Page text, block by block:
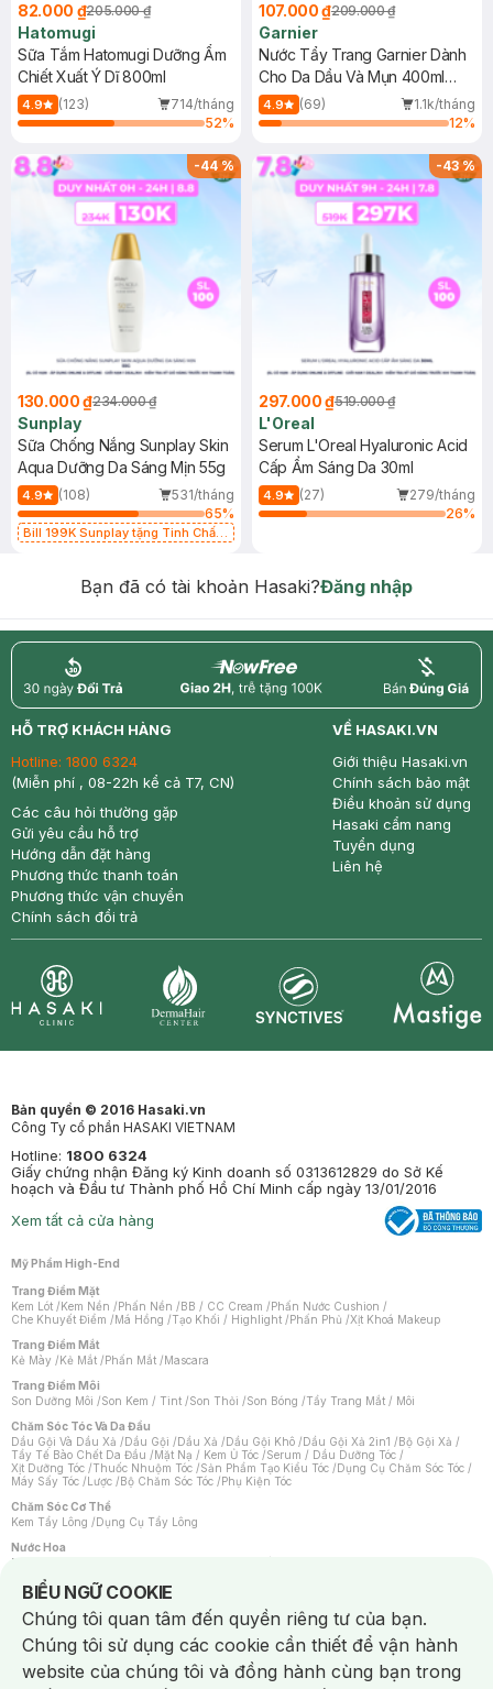
82.000 ₫205.000 ₫
Hatomugi
Sữa Tắm Hatomugi Dưỡng Ẩm
Chiết Xuất Ý Dĩ 800ml
4.9 (123)
714/tháng
52%
107.000 ₫209.000 ₫
Garnier
Nước Tẩy Trang Garnier Dành
Cho Da Dầu Và Mụn 400ml
(Mới)
4.9 (69)
1.1k/tháng
12%
-44%
130.000 ₫234.000 ₫
Sunplay
Sữa Chống Nắng Sunplay Skin
Aqua Dưỡng Da Sáng Mịn 55g
4.9 (108)
531/tháng
65%
Bill 199K Sunplay tặng Tinh Chất
-43%
297.000 ₫519.000 ₫
L'Oreal
Serum L'Oreal Hyaluronic Acid
Cấp Ẩm Sáng Da 30ml
4.9 (27)
279/tháng
26%
Bạn đã có tài khoản Hasaki?Đăng nhập
return nowfree price
HỖ TRỢ KHÁCH HÀNG
Hotline: 1800 6324
(Miễn phí , 08-22h kể cả T7, CN)
Các câu hỏi thường gặp
Gửi yêu cầu hỗ trợ
Hướng dẫn đặt hàng
Phương thức thanh toán
Phương thức vận chuyển
Chính sách đổi trả
VỀ HASAKI.VN
Giới thiệu Hasaki.vn
Chính sách bảo mật
Điều khoản sử dụng
Hasaki cẩm nang
Tuyển dụng
Liên hệ
Bản quyền © 2016 Hasaki.vn
Công Ty cổ phần HASAKI VIETNAM
Hotline: 1800 6324
Giấy chứng nhận Đăng ký Kinh doanh số 0313612829 do Sở Kế
hoạch và Đầu tư Thành phố Hồ Chí Minh cấp ngày 13/01/2016
Xem tất cả cửa hàng
Mỹ Phẩm High-End
Trang Điểm Mặt
Kem Lót /Kem Nền /Phấn Nền /BB / CC Cream /Phấn Nước Cushion /
Che Khuyết Điểm /Má Hồng /Tạo Khối / Highlight /Phấn Phủ /Xịt Khoá Makeup
Trang Điểm Mắt
Kẻ Mày /Kẻ Mắt /Phấn Mắt /Mascara
Trang Điểm Môi
Son Dưỡng Môi /Son Kem / Tint /Son Thỏi /Son Bóng /Tẩy Trang Mắt / Môi
Chăm Sóc Tóc Và Da Đầu
Dầu Gội Và Dầu Xả /Dầu Gội /Dầu Xả /Dầu Gội Khô /Dầu Gội Xả 2in1 /Bộ Gội Xả /
Tẩy Tế Bào Chết Da Đầu /Mặt Nạ / Kem Ủ Tóc /Serum / Dầu Dưỡng Tóc /
Xịt Dưỡng Tóc /Thuốc Nhuộm Tóc /Sản Phẩm Tạo Kiểu Tóc /Dụng Cụ Chăm Sóc Tóc /
Máy Sấy Tóc /Lược /Bộ Chăm Sóc Tóc /Phụ Kiện Tóc
Chăm Sóc Cơ Thể
Kem Tẩy Lông /Dụng Cụ Tẩy Lông
Nước Hoa
Nước Hoa Nữ
Chăm Sóc Cá Nhân
Chống Muỗi /Khẩu Trang /Máy Massage/Mặt Nạ Xông Hơi /Nước Rửa Tay/
Sản Phẩm Chăm Sóc Khác /Bàn Chải Đánh Răng /Bàn Chải Điện/
Hỗ Trợ Trắng Răng/Kem Đánh Răng /Máy Tăm Nước/ Nước Súc Miệng/
Tăm / Chỉ Nha Khoa/ Xịt Thơm Miệng / Dung Dịch Vệ Sinh/Dưỡng Vùng Kín/
Khăn Ướt Vệ Sinh Vùng Kín/Băng Vệ Sinh/Tampon/Bọt Cạo Râu /Dao Cạo Râu/
Máy Cạo Râu
BIỂU NGỮ COOKIE
Notice about cookies usage
Chúng tôi quan tâm đến quyền riêng tư của bạn.
Chúng tôi sử dụng các cookie cần thiết để vận hành
website của chúng tôi và đồng hành cùng bạn trong